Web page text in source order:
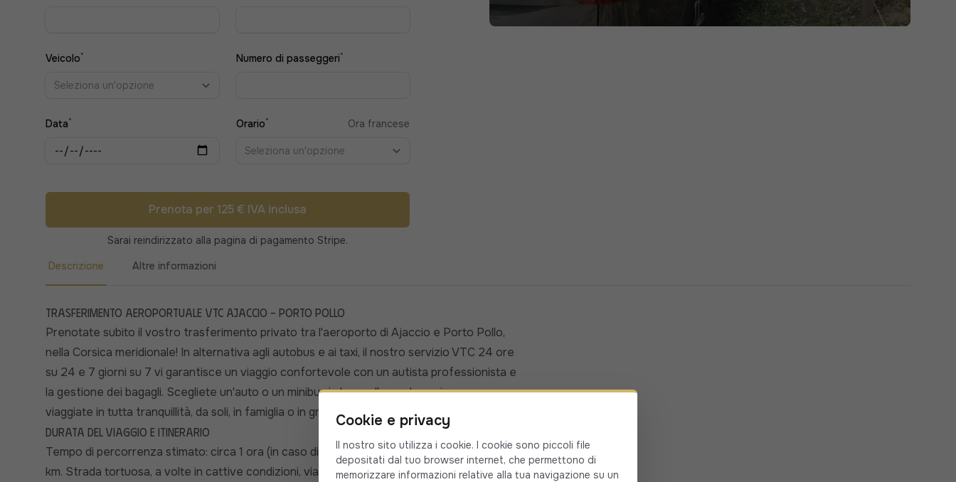
Veicolo*
Seleziona un'opzione
Numero di passeggeri*
Data* Orario* Ora francese
Seleziona un'opzione
Prenota per 125 € IVA inclusa
Sarai reindirizzato alla pagina di pagamento Stripe.
Descrizione
Altre informazioni
Trasferimento aeroportuale VTC Ajaccio - Porto Pollo
Prenotate subito il vostro trasferimento privato tra l'aeroporto di Ajaccio e Porto Pollo,
nella Corsica meridionale! In alternativa agli autobus e ai taxi, il nostro servizio VTC 24 ore
su 24 e 7 giorni su 7 vi garantisce un viaggio confortevole con un autista professionista e
la gestione dei bagagli. Scegliete un'auto o un minibus in base alle vostre esigenze e
viaggiate in tutta tranquillità, da soli, in famiglia o in gruppo.
Durata del viaggio e itinerario
Tempo di percorrenza stimato: circa 1 ora (in caso di traffico intenso). Distanza: circa 45
km. Strada tortuosa, a volte in cattive condizioni, via Campo Dell'Oro, Capitoro, Serra di
Cookie e privacy
Il nostro sito utilizza i cookie. I cookie sono piccoli file
depositati dal tuo browser internet, che permettono di
memorizzare informazioni relative alla tua navigazione su un